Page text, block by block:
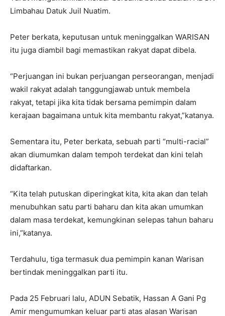
Limbahau Datuk Juil Nuatim.
Peter berkata, keputusan untuk meninggalkan WARISAN
itu juga diambil bagi memastikan rakyat dapat dibela.
“Perjuangan ini bukan perjuangan perseorangan, menjadi
wakil rakyat adalah tanggungjawab untuk membela
rakyat, tetapi jika kita tidak bersama pemimpin dalam
kerajaan bagaimana untuk kita membantu rakyat,”katanya.
Sementara itu, Peter berkata, sebuah parti “multi-racial”
akan diumumkan dalam tempoh terdekat dan kini telah
didaftarkan.
“Kita telah putuskan diperingkat kita, kita akan dan telah
menubuhkan satu parti baharu dan kita akan umumkan
dalam masa terdekat, kemungkinan selepas tahun baharu
ini,”katanya.
Terdahulu, tiga termasuk dua pemimpin kanan Warisan
bertindak meninggalkan parti itu.
Pada 25 Februari lalu, ADUN Sebatik, Hassan A Gani Pg
Amir mengumumkan keluar parti atas alasan Warisan